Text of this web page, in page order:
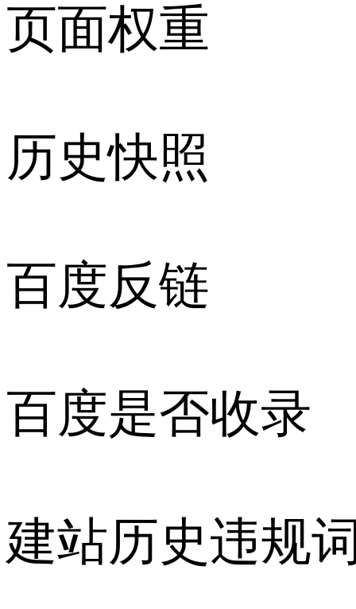
页面权重
历史快照
百度反链
百度是否收录
建站历史违规